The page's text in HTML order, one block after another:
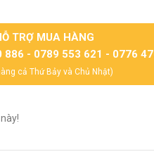
TRỢ MUA HÀNG
886 - 0789 553 621 - 0776
cả Thứ Bảy và Chủ Nhật)